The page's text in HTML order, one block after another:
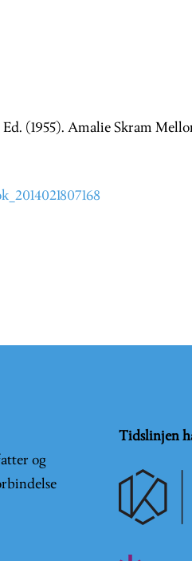
(1955). Amalie Skram
og
Tidslinjen